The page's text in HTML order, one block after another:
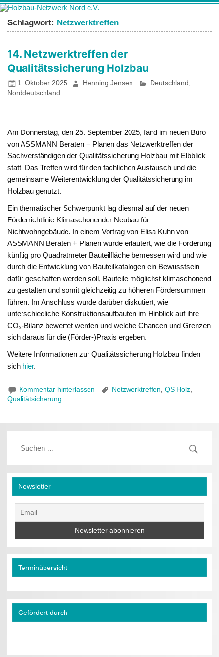
Zum
Inhalt
springen
Holzbau-
Netzwerk Nord
Förderung von Bildung im Themenfeld "Holz als klimafreundlicher
und ressourcenschonender Baustoff"
Schlagwort: Netzwerktreffen
14. Netzwerktreffen der
Qualitätssicherung Holzbau
1. Oktober 2025 Henning Jensen Deutschland ,
Norddeutschland
Am Donnerstag, den 25. September 2025, fand im neuen Büro
von ASSMANN Beraten + Planen das Netzwerktreffen der
Sachverständigen der Qualitätssicherung Holzbau mit Elbblick
statt. Das Treffen wird für den fachlichen Austausch und die
gemeinsame Weiterentwicklung der Qualitätssicherung im
Holzbau genutzt.
Ein thematischer Schwerpunkt lag diesmal auf der neuen
Förderrichtlinie Klimaschonender Neubau für
Nichtwohngebäude. In einem Vortrag von Elisa Kuhn von
ASSMANN Beraten + Planen wurde erläutert, wie die Förderung
künftig pro Quadratmeter Bauteilfläche bemessen wird und wie
durch die Entwicklung von Bauteilkatalogen ein Bewusstsein
dafür geschaffen werden soll, Bauteile möglichst klimaschonend
zu gestalten und somit gleichzeitig zu höheren Fördersummen
führen. Im Anschluss wurde darüber diskutiert, wie
unterschiedliche Konstruktionsaufbauten im Hinblick auf ihre
CO₂-Bilanz bewertet werden und welche Chancen und Grenzen
sich daraus für die (Förder-)Praxis ergeben.
Weitere Informationen zur Qualitätssicherung Holzbau finden
sich hier.
Kommentar hinterlassen Netzwerktreffen ,QS Holz
Qualitätsicherung
Newsletter
Terminübersicht
Gefördert durch